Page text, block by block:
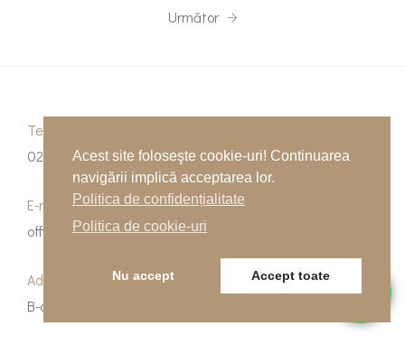
Următor
Telefon
0262-215334
E-mail
office@indfloor.ro
Adresa noastră
B-dul Unirii 53, Baia Mare, Maramureș
Acest site foloseşte cookie-uri! Continuarea
navigării implică acceptarea lor.
Politica de confidențialitate
Politica de cookie-uri
Nu accept Accept toate